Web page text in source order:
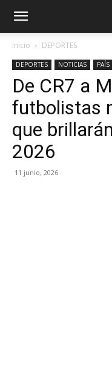
Inicio DEPORTES
DEPORTES NOTICIAS PAÍS
De CR7 a
futbolistas
que
2026
11 junio, 2026